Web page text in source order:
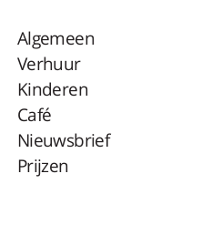
Algemeen
Verhuur
Kinderen
Café
Nieuwsbrief
Prijzen